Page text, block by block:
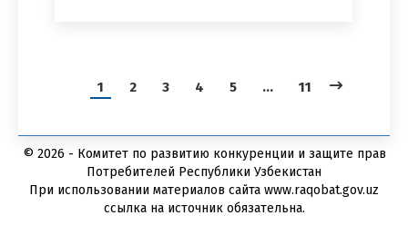
1 2 3 4 5 … 11
© 2026 - Комитет по развитию конкуренции и защите прав
Потребителей Республики Узбекистан
При использовании материалов сайта www.raqobat.gov.uz
ссылка на источник обязательна.